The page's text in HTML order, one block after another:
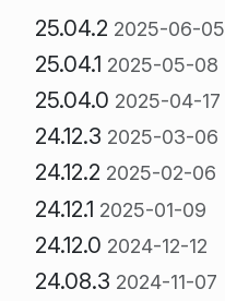
25.04.2 2025-06-05
25.04.1 2025-05-08
25.04.0 2025-04-17
24.12.3 2025-03-06
24.12.2 2025-02-06
24.12.1 2025-01-09
24.12.0 2024-12-12
24.08.3 2024-11-07